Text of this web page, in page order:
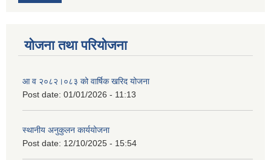
योजना तथा परियोजना
आ व २०८२।०८३ को वार्षिक खरिद योजना
Post date: 01/01/2026 - 11:13
स्थानीय अनुकुलन कार्ययोजना
Post date: 12/10/2025 - 15:54